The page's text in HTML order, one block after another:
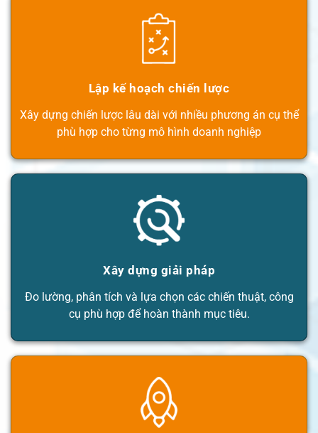
Lập kế hoạch chiến lược
Xây dựng chiến lược lâu dài với nhiều phương án cụ thể
phù hợp cho từng mô hình doanh nghiệp
Xây dựng giải pháp
Đo lường, phân tích và lựa chọn các chiến thuật, công
cụ phù hợp để hoàn thành mục tiêu.